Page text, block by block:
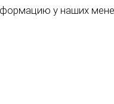
у наших